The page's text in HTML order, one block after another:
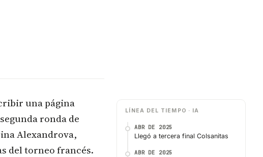
una página
ronda de
Alexandrova,
del torneo francés.
LÍNEA DEL TIEMPO · IA
ABR DE 2025
Llegó a tercera final Colsanitas
ABR DE 2025